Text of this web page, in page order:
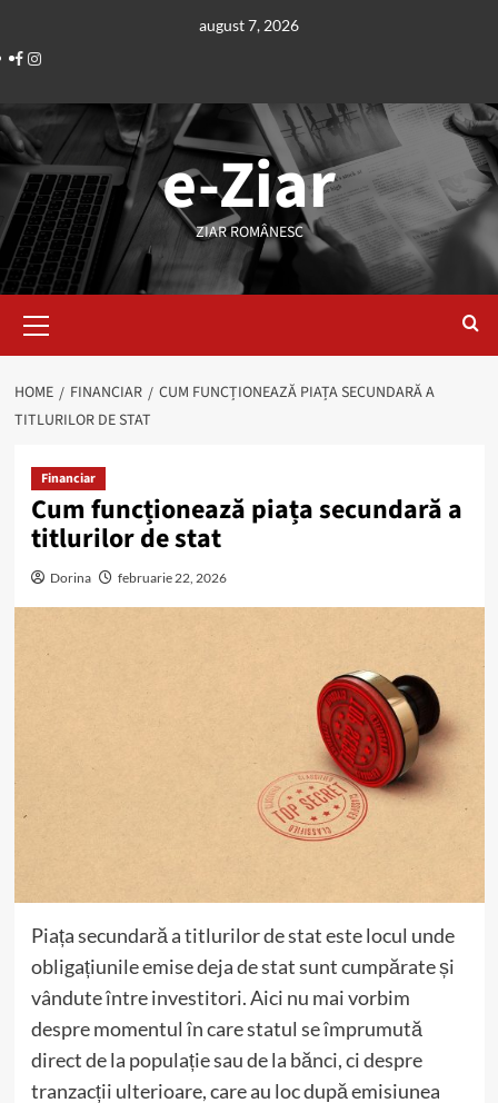
content
august 7, 2026
Facebook
Instagram
e-Ziar
ZIAR ROMÂNESC
Menu
HOME FINANCIAR
CUM FUNCȚIONEAZĂ PIAȚA SECUNDARĂ A
TITLURILOR DE STAT
Financiar
Cum funcționează piața secundară a
titlurilor de stat
Dorina februarie 22, 2026
Piața secundară a titlurilor de stat este locul unde
obligațiunile emise deja de stat sunt cumpărate și
vândute între investitori. Aici nu mai vorbim
despre momentul în care statul se împrumută
direct de la populație sau de la bănci, ci despre
tranzacții ulterioare, care au loc după emisiunea